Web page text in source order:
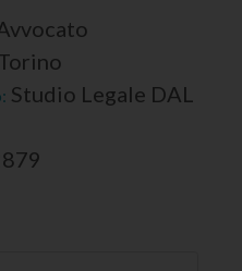
Studio Legale DAL